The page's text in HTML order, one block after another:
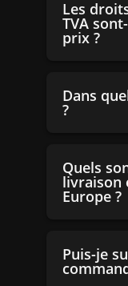
Les
TVA
prix ?
Dans
?
Quels
livraison
Europe ?
Puis-je